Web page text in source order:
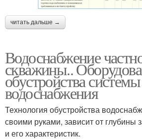
читать дальше →
Водоснабжение
скважины..
обустройства системы
водоснабжения
Технология обустройства
своими руками, зависит от глубины
и его характеристик.